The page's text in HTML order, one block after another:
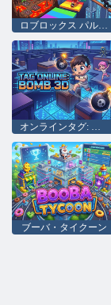
ロブロックス パルクール アドベンチャー
オンラインタグ: 爆弾 3D
ブーバ・タイクーン